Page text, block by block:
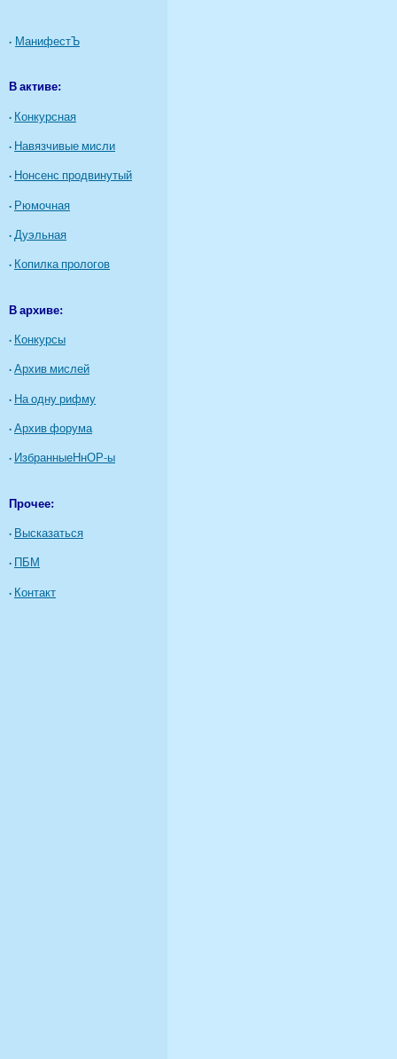
· МанифестЪ
В активе:
· Конкурсная
· Навязчивые мисли
· Нонсенс продвинутый
· Рюмочная
·Дуэльная
· Копилка прологов
В архиве:
· Конкурсы
·Архив мислей
· На одну рифму
·Архив форума
· ИзбранныеНнОР-ы
Прочее:
· Высказаться
· ПБМ
· Контакт